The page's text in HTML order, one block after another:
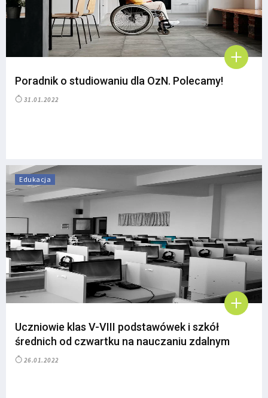
Poradnik o studiowaniu dla OzN. Polecamy!
31.01.2022
Edukacja
Uczniowie klas V-VIII podstawówek i szkół
średnich od czwartku na nauczaniu zdalnym
26.01.2022